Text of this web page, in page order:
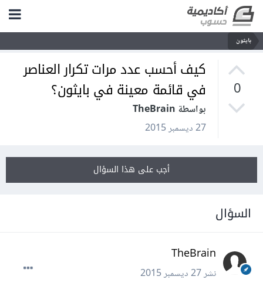
بايثون
0
كيف أحسب عدد مرات تكرار العناصر
في قائمة معينة في بايثون؟
بواسطة TheBrain
27 ديسمبر 2015
أجب على هذا السؤال
السؤال
TheBrain
نشر27 ديسمبر 2015